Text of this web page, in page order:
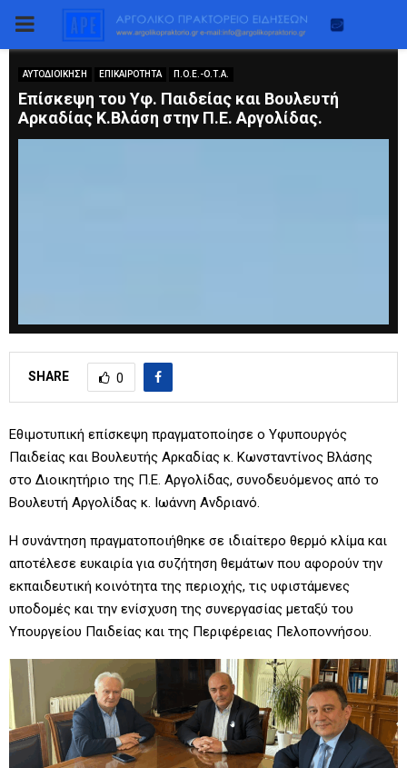
PRIMARY
MENU
ΑΥΤΟΔΙΟΙΚΗΣΗ ΕΠΙΚΑΙΡΟΤΗΤΑ Π.Ο.Ε.-Ο.Τ.Α.
Eπίσκεψη του Υφ. Παιδείας και Βουλευτή
Αρκαδίας Κ.Βλάση στην Π.Ε. Αργολίδας.
SHARE 0
Εθιμοτυπική επίσκεψη πραγματοποίησε ο Υφυπουργός
Παιδείας και Βουλευτής Αρκαδίας κ. Κωνσταντίνος Βλάσης
στο Διοικητήριο της Π.Ε. Αργολίδας, συνοδευόμενος από το
Βουλευτή Αργολίδας κ. Ιωάννη Ανδριανό.
Η συνάντηση πραγματοποιήθηκε σε ιδιαίτερο θερμό κλίμα και
αποτέλεσε ευκαιρία για συζήτηση θεμάτων που αφορούν την
εκπαιδευτική κοινότητα της περιοχής, τις υφιστάμενες
υποδομές και την ενίσχυση της συνεργασίας μεταξύ του
Υπουργείου Παιδείας και της Περιφέρειας Πελοποννήσου.